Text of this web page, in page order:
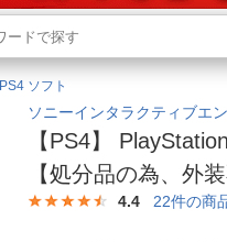
商品を
ランキン
カテゴリ
PS4 ソフト
ソニーインタラクティブエ
【PS4】
【処分品の為、外
4.4 22件の商